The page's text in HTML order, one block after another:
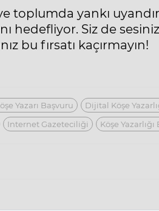
toplumda yankı
hedefliyor. Siz de
bu fırsatı kaçırmayın!
Yazarı Başvuru
Dijital Köşe
Internet Gazeteciliği Köşe